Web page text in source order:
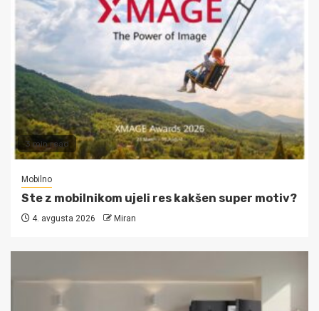
3 min read
Mobilno
Ste z mobilnikom ujeli res kakšen super motiv?
4. avgusta 2026 Miran